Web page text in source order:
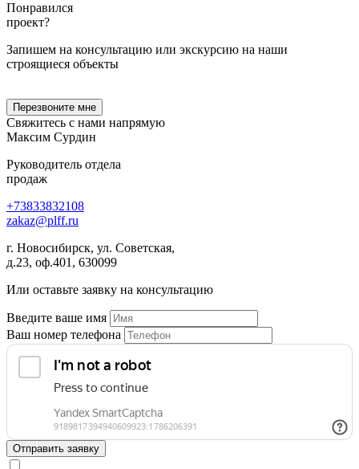
Понравился
проект?
Запишем на консультацию или экскурсию на наши
строящиеся объекты
Перезвоните мне
Свяжитесь с нами напрямую
Максим Сурдин
Руководитель отдела
продаж
+73833832108
zakaz@plff.ru
г. Новосибирск, ул. Советская,
д.23, оф.401, 630099
Или оставьте заявку на консультацию
Введите ваше имя
Ваш номер телефона
Отправить заявку